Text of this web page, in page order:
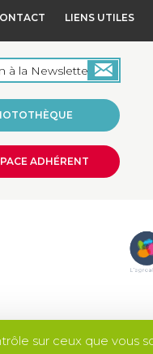
LIENS UTILES
ADHÉRENT
sur ceux que vous